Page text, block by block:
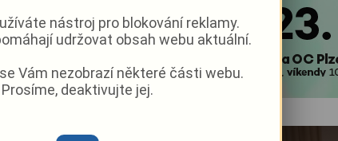
padla s
nástroj pro blokování reklamy.
udržovat obsah webu aktuální.
Vám nezobrazí některé části webu.
Prosíme, deaktivujte jej.